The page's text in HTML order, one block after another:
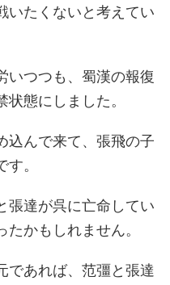
いたくないと考えてい
いつつも、蜀漢の報復
態にしました。
込んで来て、張飛の子
。
張達が呉に亡命してい
かもしれません。
であれば、范彊と張達